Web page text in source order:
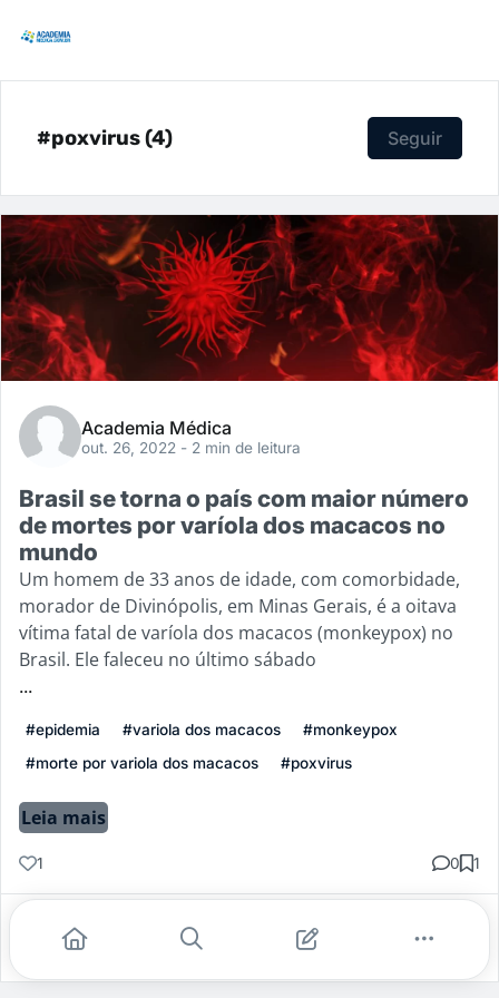
#poxvirus (4) Seguir
Academia Médica
out. 26, 2022 - 2 min de leitura
Brasil se torna o país com maior número
de mortes por varíola dos macacos no
mundo
Um homem de 33 anos de idade, com comorbidade,
morador de Divinópolis, em Minas Gerais, é a oitava
vítima fatal de varíola dos macacos (monkeypox) no
Brasil. Ele faleceu no último sábado
...
#epidemia #variola dos macacos
#monkeypox
#morte por variola dos macacos
#poxvirus
Leia mais
1 0 1
Gostei Comentar Salvar